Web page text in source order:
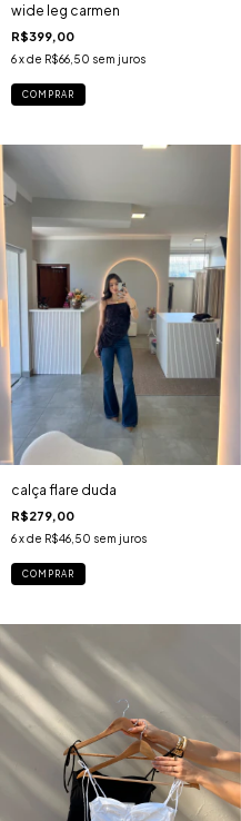
wide leg carmen
R$399,00
6x de R$66,50 sem juros
COMPRAR
calça flare duda
R$279,00
6x de R$46,50 sem juros
COMPRAR